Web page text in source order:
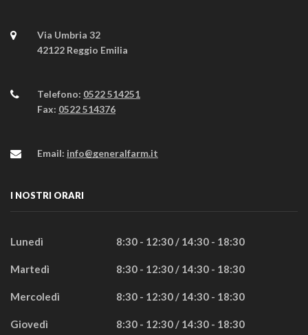
Via Umbria 32
42122 Reggio Emilia
Telefono: 0522 514251
Fax: 0522 514376
Email: info@generalfarm.it
I NOSTRI ORARI
Lunedì 8:30 - 12:30 / 14:30 - 18:30
Martedì 8:30 - 12:30 / 14:30 - 18:30
Mercoledì 8:30 - 12:30 / 14:30 - 18:30
Giovedì 8:30 - 12:30 / 14:30 - 18:30